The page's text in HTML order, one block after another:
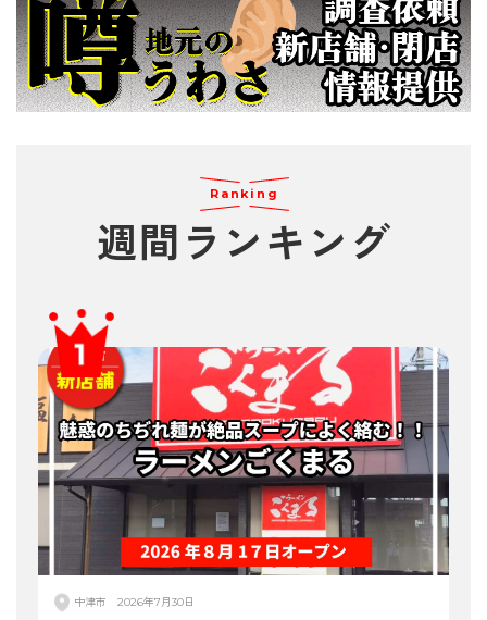
Ranking
週間 ランキング
中津市 2026年7月30日